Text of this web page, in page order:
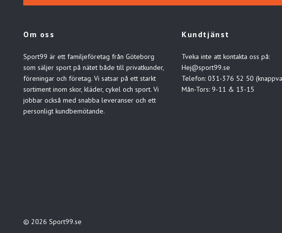
Om oss
Sport99 är ett familjeföretag från Göteborg
som säljer sport på nätet både till privatkunder,
föreningar och företag. Vi satsar på ett starkt
sortiment inom skor, kläder, cykel och sport. Vi
jobbar också med snabba leveranser och ett
personligt kundbemötande.
Kundtjänst
Tveka inte att kontakta oss på:
Hej@sport99.se
Telefon: 031-376 52 50
Mån-Tors: 9-11 & 13-15
© 2026 Sport99.se